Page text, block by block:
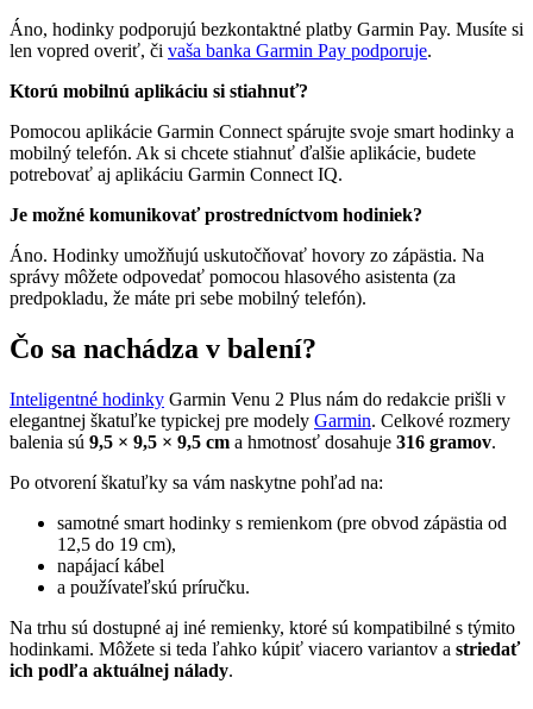
Áno, hodinky podporujú bezkontaktné platby Garmin Pay. Musíte si
len vopred overiť, či vaša banka Garmin Pay podporuje.
Ktorú mobilnú aplikáciu si stiahnuť?
Pomocou aplikácie Garmin Connect spárujte svoje smart hodinky a
mobilný telefón. Ak si chcete stiahnuť ďalšie aplikácie, budete
potrebovať aj aplikáciu Garmin Connect IQ.
Je možné komunikovať prostredníctvom hodiniek?
Áno. Hodinky umožňujú uskutočňovať hovory zo zápästia. Na
správy môžete odpovedať pomocou hlasového asistenta (za
predpokladu, že máte pri sebe mobilný telefón).
Čo sa nachádza v balení?
Inteligentné hodinky Garmin Venu 2 Plus nám do redakcie prišli v
elegantnej škatuľke typickej pre modely Garmin. Celkové rozmery
balenia sú 9,5 × 9,5 × 9,5 cm a hmotnosť dosahuje 316 gramov.
Po otvorení škatuľky sa vám naskytne pohľad na:
samotné smart hodinky s remienkom (pre obvod zápästia od
12,5 do 19 cm),
napájací kábel
a používateľskú príručku.
Na trhu sú dostupné aj iné remienky, ktoré sú kompatibilné s týmito
hodinkami. Môžete si teda ľahko kúpiť viacero variantov a striedať
ich podľa aktuálnej nálady.